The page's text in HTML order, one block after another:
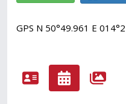
GPS N 50°49.961 E